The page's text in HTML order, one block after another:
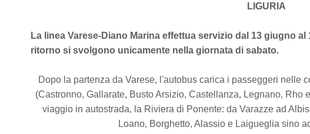
LIGURIA
La linea Varese-Diano Marina effettua servizio dal 13 giugno
ritorno si svolgono unicamente nella giornata di sabato.
Dopo la partenza da Varese, l'autobus carica i passeggeri nelle
(Castronno, Gallarate, Busto Arsizio, Castellanza, Legnano, Rho
viaggio in autostrada, la Riviera di Ponente: da Varazze ad
Loano, Borghetto, Alassio e Laigueglia sino